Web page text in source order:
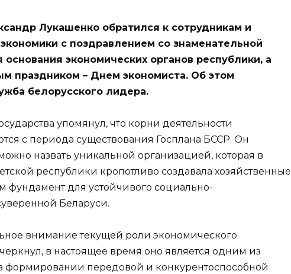
Лукашенко обратился к сотрудникам и
с поздравлением со знаменательной
основания экономических органов республики, а
праздником – Днем экономиста. Об этом
белорусского лидера.
упомянул, что корни деятельности
с периода существования Госплана БССР. Он
назвать уникальной организацией, которая в
республики кропотливо создавала хозяйственные
фундамент для устойчивого социально-
Беларуси.
внимание текущей роли экономического
в настоящее время оно является одним из
формировании передовой и конкурентоспособной